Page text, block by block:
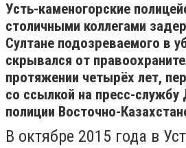
Усть-каменогорские
столичными коллегами
Султане подозреваемого в
скрывался от
протяжении четырёх лет,
со ссылкой на пресс-службу
полиции Восточно-
В октябре 2015 года в